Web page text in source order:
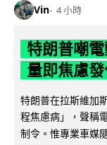
Vin 4 小時
特朗普嘲
量即焦慮
特朗普在拉斯維加
程焦慮病」，聲稱
制令。惟專業車媒